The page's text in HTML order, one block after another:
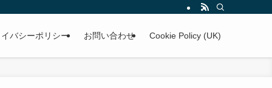
バシーポリシー お問い合わせ Cookie Policy (UK)